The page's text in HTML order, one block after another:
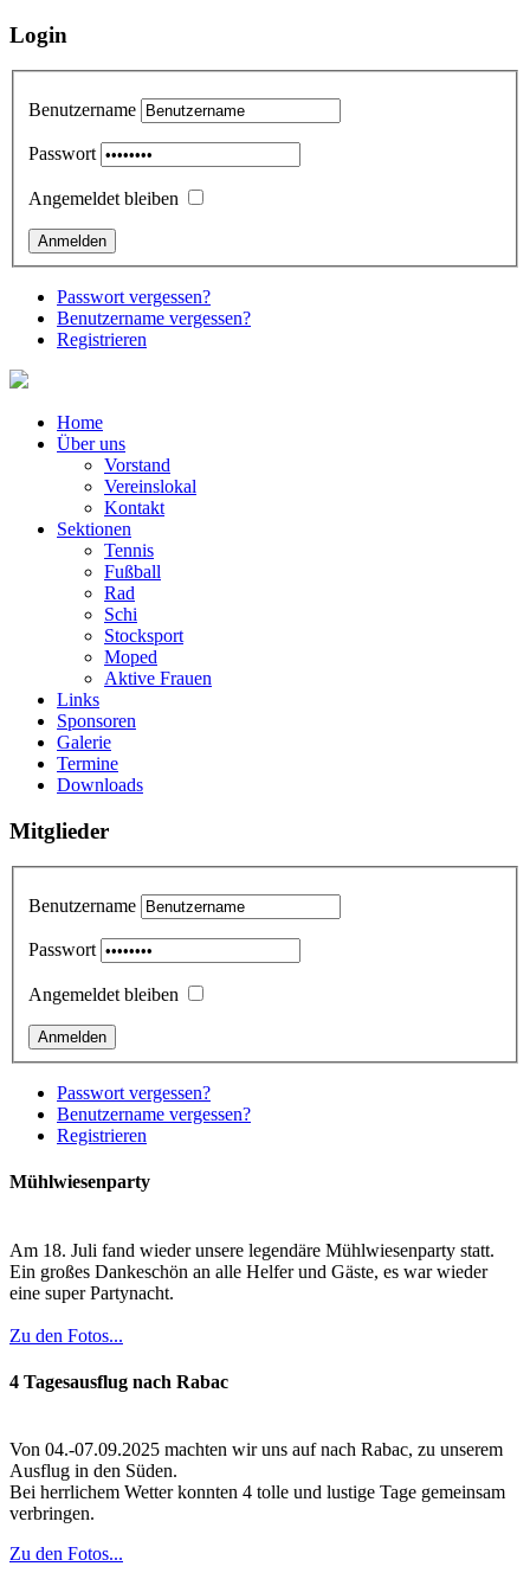
Login
Benutzername
Passwort
Angemeldet bleiben
Passwort vergessen?
Benutzername vergessen?
Registrieren
Home
Über uns
Vorstand
Vereinslokal
Kontakt
Sektionen
Tennis
Fußball
Rad
Schi
Stocksport
Moped
Aktive Frauen
Links
Sponsoren
Galerie
Termine
Downloads
Mitglieder
Benutzername
Passwort
Angemeldet bleiben
Passwort vergessen?
Benutzername vergessen?
Registrieren
Mühlwiesenparty
Am 18. Juli fand wieder unsere legendäre Mühlwiesenparty statt.
Ein großes Dankeschön an alle Helfer und Gäste, es war wieder
eine super Partynacht.
Zu den Fotos...
4 Tagesausflug nach Rabac
Von 04.-07.09.2025 machten wir uns auf nach Rabac, zu unserem
Ausflug in den Süden.
Bei herrlichem Wetter konnten 4 tolle und lustige Tage gemeinsam
verbringen.
Zu den Fotos...